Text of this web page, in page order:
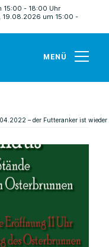
15:00 - 18:00 Uhr
19.08.2026 um 15:00 -
MENÜ
– der Futteranker ist